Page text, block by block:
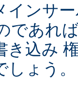
インサ
であれ
き込み
ょう。